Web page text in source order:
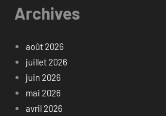
Archives
août 2026
juillet 2026
juin 2026
mai 2026
avril 2026